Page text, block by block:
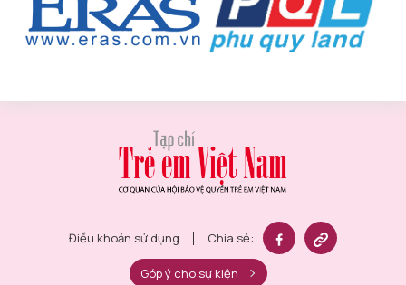
Điều khoản sử dụng Chia sẻ:
Góp ý cho sự kiện